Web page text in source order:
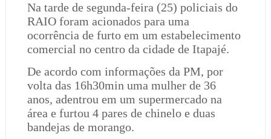
Na tarde de segunda-feira (25) policiais do
RAIO foram acionados para uma
ocorrência de furto em um estabelecimento
comercial no centro da cidade de Itapajé.
De acordo com informações da PM, por
volta das 16h30min uma mulher de 36
anos, adentrou em um supermercado na
área e furtou 4 pares de chinelo e duas
bandejas de morango.